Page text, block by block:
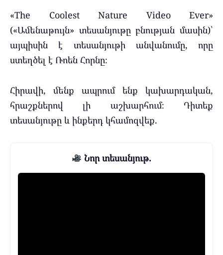
«The Coolest Nature Video Ever»
(«Ամենաթույն» տեսանյութը բնության մասին)՝
այպիսին է տեսանյութի անվանումը, որը
ստեղծել է Ռոեն Հորնը։
Հիրավի, մենք ապրում ենք կախարդական,
հրաշքներով լի աշխարհում։ Դիտեք
տեսանյութը և ինքերդ կհամոզվեք.
Նոր տեսանյութ.